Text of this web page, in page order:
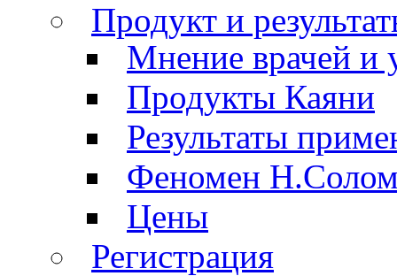
Продукт и
Мнение врачей и
Продукты Каяни
Результаты
Феномен
Цены
Регистрация